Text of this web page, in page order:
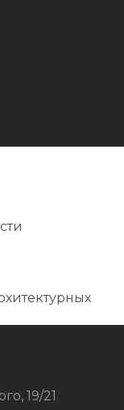
19/21